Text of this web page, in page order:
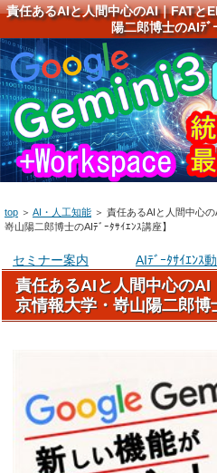
責任あるAIと人間中心のAI｜FATと
陽二郎博士のAIﾃﾞ
top ＞ AI・人工知能 ＞ 責任あるAIと人間中心の
嵜山陽二郎博士のAIﾃﾞｰﾀｻｲｴﾝｽ講座】
セミナー案内 AIﾃﾞｰﾀｻｲｴﾝｽ
責任あるAIと人間中心の
京情報大学・嵜山陽二郎博